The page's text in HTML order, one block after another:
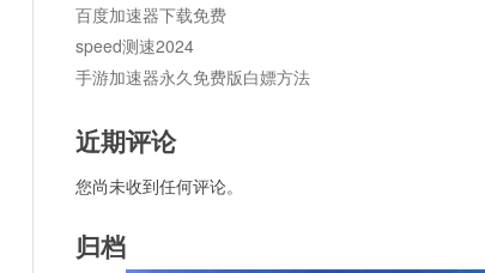
百度加速器下载免费
speed测速2024
手游加速器永久免费版白嫖方法
近期评论
您尚未收到任何评论。
归档